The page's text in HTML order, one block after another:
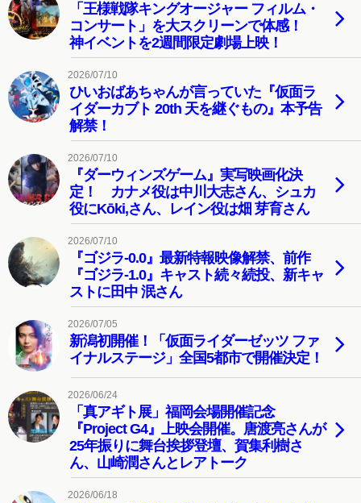
「王様戦隊キングオージャー フィルム・
コンサート」を大スクリーンで体感！
神イベントを2週間限定劇場上映！
2026/07/10
ひいおばあちゃんが言っていた『仮面ラ
イダーカブト 20th 天を継ぐもの』本予告
解禁！
2026/07/10
『ダーウィンズゲーム』実写映画化決
定！ カナメ役は中川大志さん、シュカ
役にKōki,さん、レイン役は畑 芽育さん
2026/07/10
『ゴジラ-0.0』最新特報映像解禁、前作
『ゴジラ-1.0』キャスト続々続投、新キャ
ストに田中 泯さん
2026/07/05
新潟初開催！「仮面ライダーゼッツ ファ
イナルステージ」全国5都市で開催決定！
2026/06/24
「真アギト展」福岡会場開催記念
『Project G4』上映会開催。唐渡亮さんが
25年振りに舞台挨拶登壇、賀集利樹さ
ん、山崎潤さんとレアトーク
2026/06/18